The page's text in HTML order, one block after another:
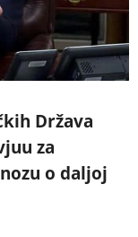
Država
za
o daljoj